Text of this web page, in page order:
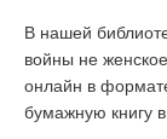
В нашей
войны не
онлайн в
бумажную книгу